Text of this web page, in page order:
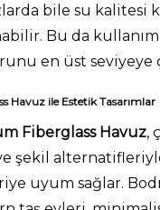
bile su kalitesi
Bu da kullanım
en üst seviyeye
Havuz ile Estetik Tasarımlar
Fiberglass Havuz,
şekil
uyum sağlar.